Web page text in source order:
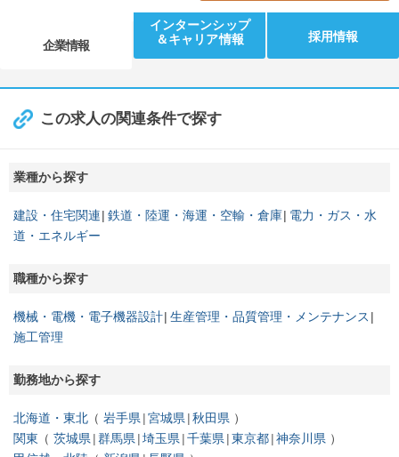
企業情報
インターンシップ
＆キャリア情報
採用情報
この求人の関連条件で探す
業種から探す
建設・住宅関連 鉄道・陸運・海運・空輸・倉庫 電力・ガス・水
道・エネルギー
職種から探す
機械・電機・電子機器設計 生産管理・品質管理・メンテナンス
施工管理
勤務地から探す
北海道・東北 岩手県 宮城県 秋田県
関東
茨城県 群馬県 埼玉県 千葉県 東京都 神奈川県